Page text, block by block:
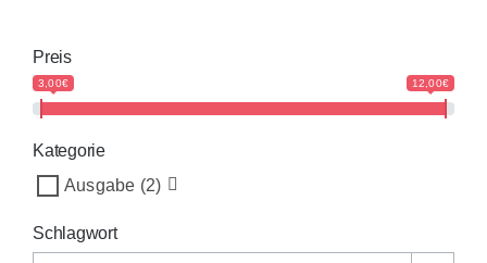
Preis
3,00€ 12,00€
Kategorie
Ausgabe (2)
Schlagwort